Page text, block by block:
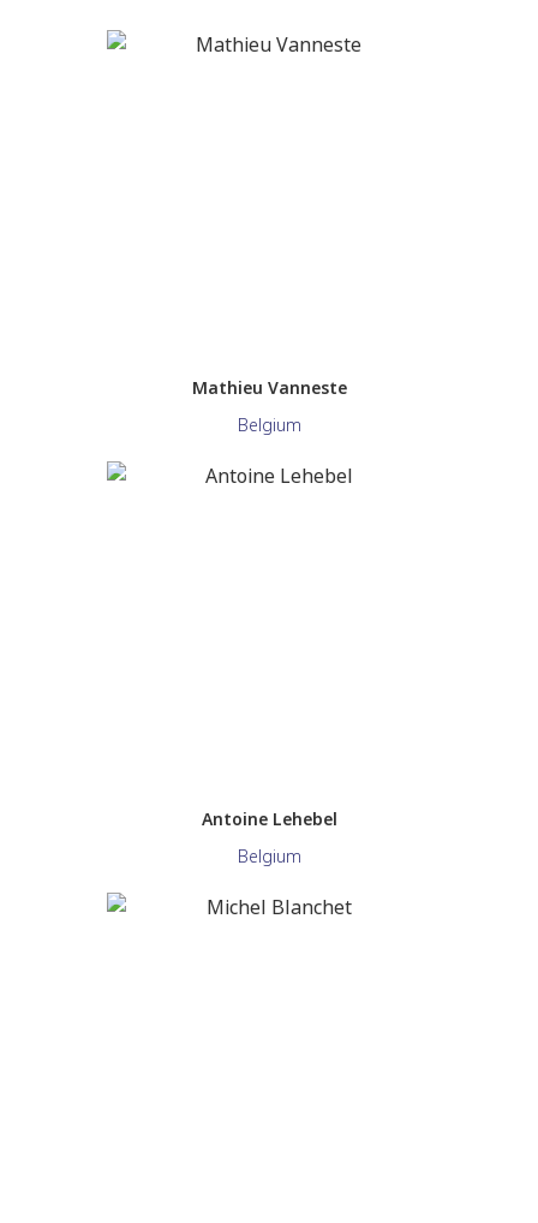
Mathieu Vanneste
Belgium
Antoine Lehebel
Belgium